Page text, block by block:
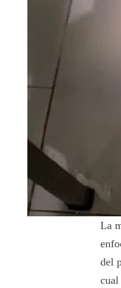
La
del